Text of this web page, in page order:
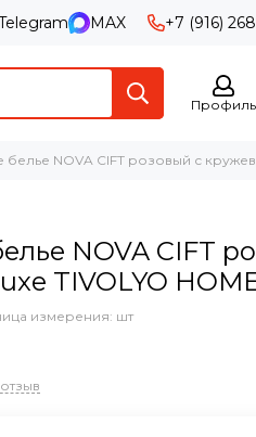
MAX +7 (916)
Профиль
белье NOVA CIFT розовый с
NOVA CIFT
TIVOLYO
измерения: шт